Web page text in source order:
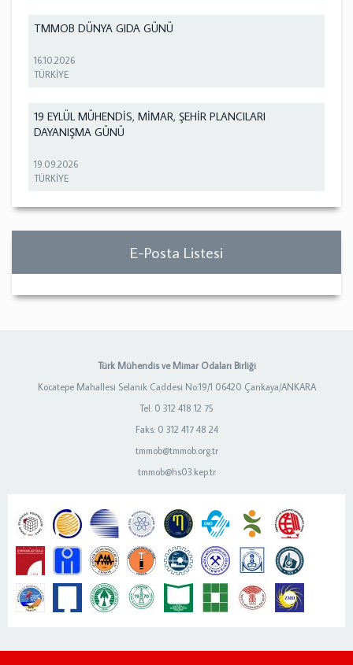
TMMOB DÜNYA GIDA GÜNÜ
16.10.2026
TÜRKİYE
19 EYLÜL MÜHENDİS, MİMAR, ŞEHİR PLANCILARI
DAYANIŞMA GÜNÜ
19.09.2026
TÜRKİYE
E-Posta Listesi
Türk Mühendis ve Mimar Odaları Birliği
Kocatepe Mahallesi Selanik Caddesi No:19/1 06420 Çankaya/ANKARA
Tel: 0 312 418 12 75
Faks: 0 312 417 48 24
tmmob@tmmob.org.tr
tmmob@hs03.kep.tr